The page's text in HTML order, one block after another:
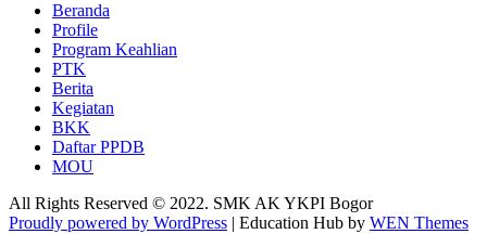
Beranda
Profile
Program Keahlian
PTK
Berita
Kegiatan
BKK
Daftar PPDB
MOU
All Rights Reserved © 2022. SMK AK YKPI Bogor
Proudly powered by WordPress | Education Hub by WEN Themes